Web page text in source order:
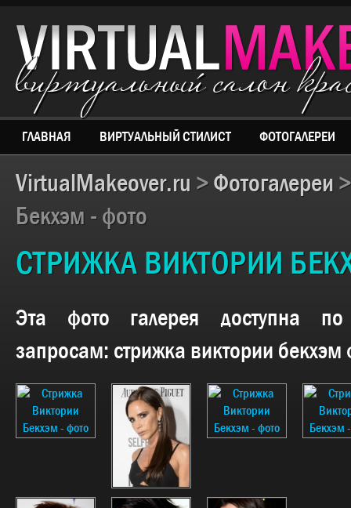
виртуальный салон
ГЛАВНАЯ ВИРТУАЛЬНЫЙ СТИЛИСТ ФОТОГАЛЕРЕИ
VirtualMakeover.ru > Фотогалереи
Бекхэм - фото
СТРИЖКА ВИКТОРИИ
Эта фото галерея доступна
запросам: стрижка виктории бекхэм